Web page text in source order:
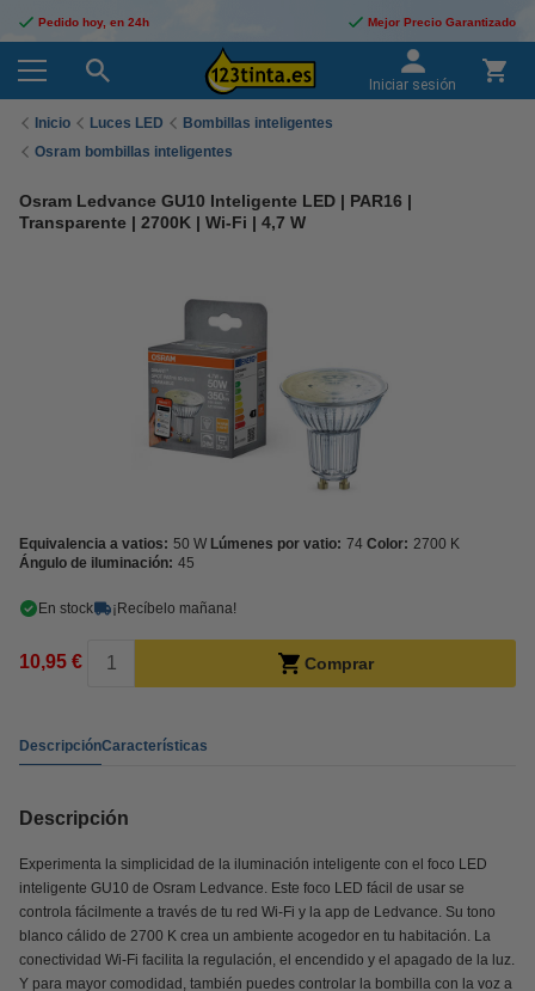
Pedido hoy, en 24h Mejor Precio Garantizado
Iniciar sesión
Inicio Luces LED
Bombillas inteligentes
Osram bombillas inteligentes
Osram Ledvance GU10 Inteligente LED | PAR16 |
Transparente | 2700K | Wi-Fi | 4,7 W
Equivalencia a vatios: 50 W Lúmenes por vatio: 74 Color: 2700 K
Ángulo de iluminación: 45
En stock ¡Recíbelo mañana!
10,95 € Comprar
DescripciónCaracterísticas
Descripción
Experimenta la simplicidad de la iluminación inteligente con el foco LED
inteligente GU10 de Osram Ledvance. Este foco LED fácil de usar se
controla fácilmente a través de tu red Wi-Fi y la app de Ledvance. Su tono
blanco cálido de 2700 K crea un ambiente acogedor en tu habitación. La
conectividad Wi-Fi facilita la regulación, el encendido y el apagado de la luz.
Y para mayor comodidad, también puedes controlar la bombilla con la voz a